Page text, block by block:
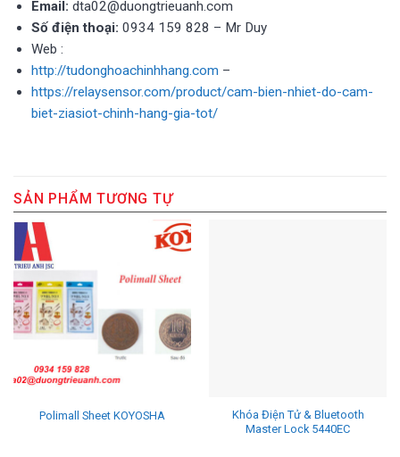
Email: dta02@duongtrieuanh.com
Số điện thoại: 0934 159 828 – Mr Duy
Web :
http://tudonghoachinhhang.com –
https://relaysensor.com/product/cam-bien-nhiet-do-cam-
biet-ziasiot-chinh-hang-gia-tot/
SẢN PHẨM TƯƠNG TỰ
Polimall Sheet KOYOSHA
Khóa Điện Tử & Bluetooth
Master Lock 5440EC